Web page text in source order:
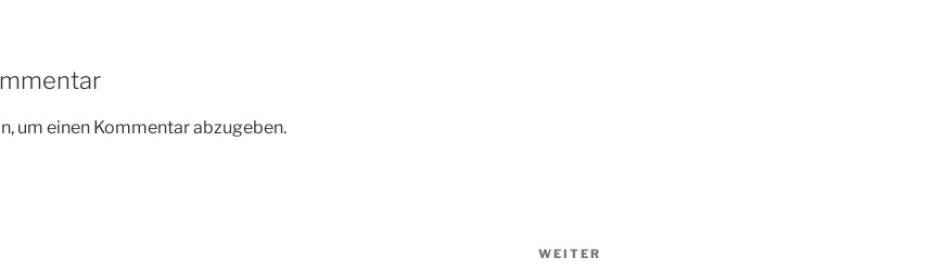
um einen Kommentar abzugeben.
WEITER